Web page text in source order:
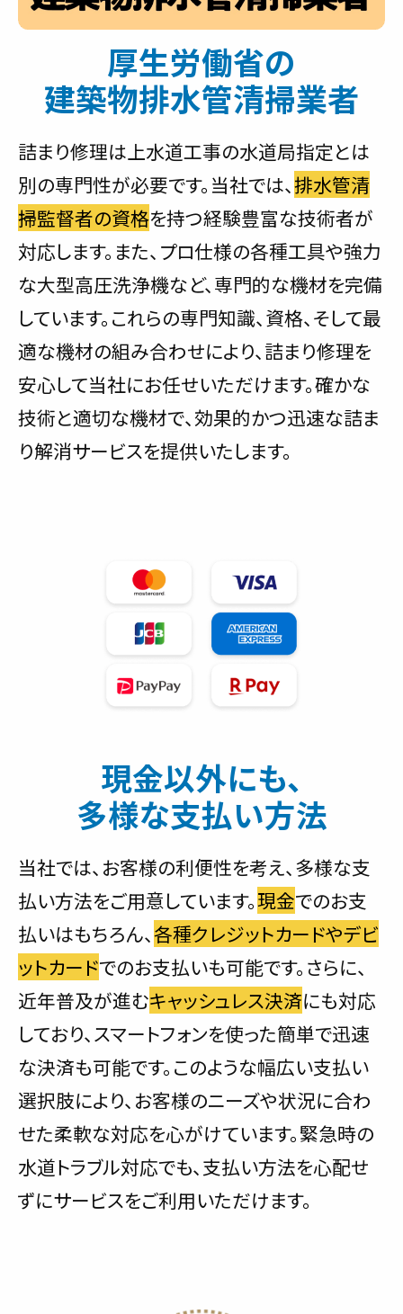
厚生労働省の
建築物排水管清掃業者
詰まり修理は上水道工事の水道局指定とは
別の専門性が必要です。当社では、排水管清
掃監督者の資格を持つ経験豊富な技術者が
対応します。また、プロ仕様の各種工具や強力
な大型高圧洗浄機など、専門的な機材を完備
しています。これらの専門知識、資格、そして最
適な機材の組み合わせにより、詰まり修理を
安心して当社にお任せいただけます。確かな
技術と適切な機材で、効果的かつ迅速な詰ま
り解消サービスを提供いたします。
現金以外にも、
多様な支払い方法
当社では、お客様の利便性を考え、多様な支
払い方法をご用意しています。現金でのお支
払いはもちろん、各種クレジットカードやデビ
ットカードでのお支払いも可能です。さらに、
近年普及が進むキャッシュレス決済にも対応
しており、スマートフォンを使った簡単で迅速
な決済も可能です。このような幅広い支払い
選択肢により、お客様のニーズや状況に合わ
せた柔軟な対応を心がけています。緊急時の
水道トラブル対応でも、支払い方法を心配せ
ずにサービスをご利用いただけます。